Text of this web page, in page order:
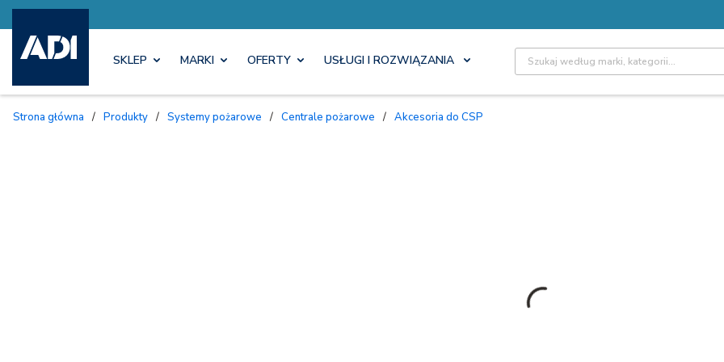
SKLEP MARKI OFERTY USŁUGI I ROZWIĄZANIA Site Search
Strona główna / Produkty / Systemy pożarowe / Centrale pożarowe / Akcesoria do CSP